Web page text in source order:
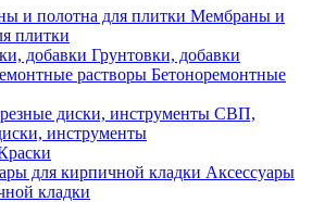
Мембраны и
плитки
Грунтовки, добавки
Бетоноремонтные
СВП,
инструменты
Аксессуары
кладки